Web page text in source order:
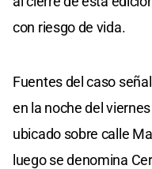
con riesgo de vida.
Fuentes del caso
en la noche del
ubicado sobre calle
luego se denomina